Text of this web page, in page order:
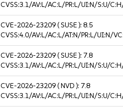
CVSS:3.1/AV:L/AC:L/PR:L/UI:N/S:U/
CVE-2026-23209( SUSE ):8.5
CVSS:4.0/AV:L/AC:L/AT:N/PR:L/UI:N/
CVE-2026-23209( SUSE ): 7.8
CVSS:3.1/AV:L/AC:L/PR:L/UI:N/S:U/
CVE-2026-23209( NVD ): 7.8
CVSS:3.1/AV:L/AC:L/PR:L/UI:N/S:U/